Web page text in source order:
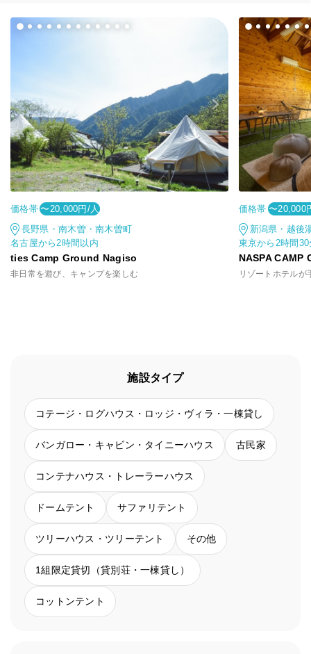
価格帯 〜20,000円/人
長野県・南木曽・南木曽町
名古屋から2時間以内
ties Camp Ground Nagiso
非日常を遊び、キャンプを楽しむ
価格帯 〜20,000
新潟県・越後
東京から2時間
NASPA CAMP
施設タイプ
コテージ・ログハウス・ロッジ・ヴィラ・一棟貸し
バンガロー・キャビン・タイニーハウス 古民家
コンテナハウス・トレーラーハウス
ドームテント サファリテント
ツリーハウス・ツリーテント その他
1組限定貸切（貸別荘・一棟貸し）
コットンテント